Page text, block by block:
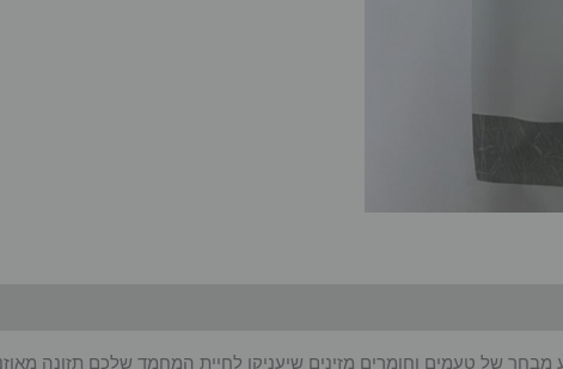
המחמד. מציע מבחר של טעמים וחומרים מזינים שיעניקו לחיית המחמד שלכם